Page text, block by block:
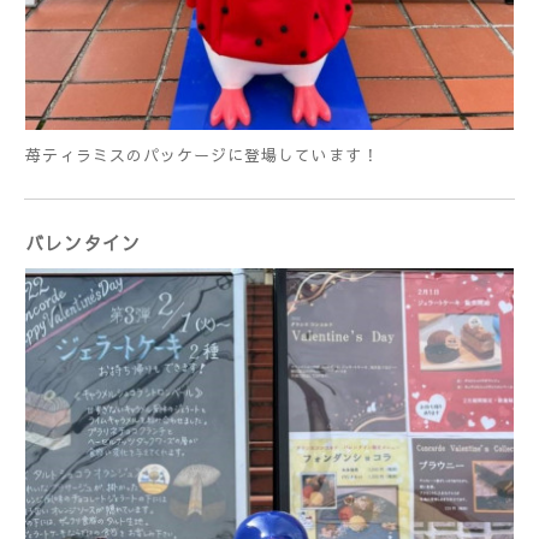
苺ティラミスのパッケージに登場しています！
バレンタイン